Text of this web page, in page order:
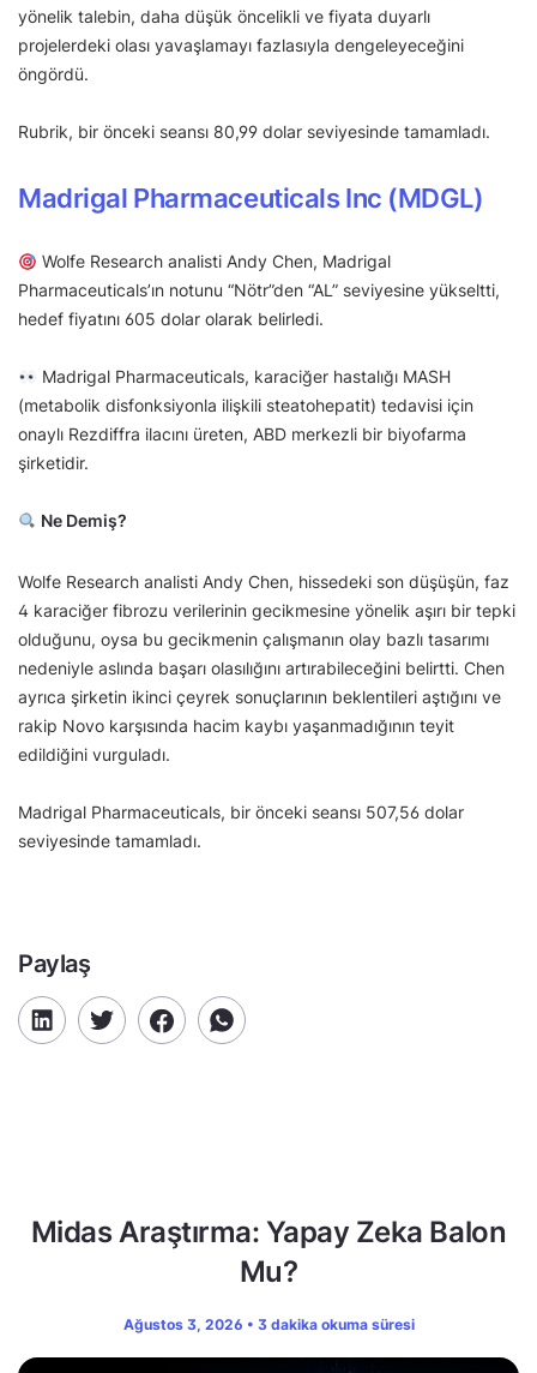
yönelik talebin, daha düşük öncelikli ve fiyata duyarlı
projelerdeki olası yavaşlamayı fazlasıyla dengeleyeceğini
öngördü.
Rubrik, bir önceki seansı 80,99 dolar seviyesinde tamamladı.
Madrigal Pharmaceuticals Inc (MDGL)
Wolfe Research analisti Andy Chen, Madrigal
Pharmaceuticals’ın notunu “Nötr”den “AL” seviyesine yükseltti,
hedef fiyatını 605 dolar olarak belirledi.
Madrigal Pharmaceuticals, karaciğer hastalığı MASH
(metabolik disfonksiyonla ilişkili steatohepatit) tedavisi için
onaylı Rezdiffra ilacını üreten, ABD merkezli bir biyofarma
şirketidir.
Ne Demiş?
Wolfe Research analisti Andy Chen, hissedeki son düşüşün, faz
4 karaciğer fibrozu verilerinin gecikmesine yönelik aşırı bir tepki
olduğunu, oysa bu gecikmenin çalışmanın olay bazlı tasarımı
nedeniyle aslında başarı olasılığını artırabileceğini belirtti. Chen
ayrıca şirketin ikinci çeyrek sonuçlarının beklentileri aştığını ve
rakip Novo karşısında hacim kaybı yaşanmadığının teyit
edildiğini vurguladı.
Madrigal Pharmaceuticals, bir önceki seansı 507,56 dolar
seviyesinde tamamladı.
Paylaş
Midas Araştırma: Yapay Zeka Balon
Mu?
Ağustos 3, 2026 • 3 dakika okuma süresi